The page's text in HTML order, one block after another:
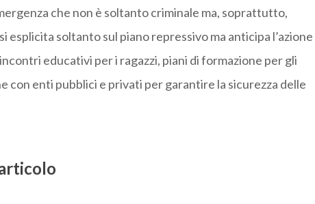
che non è soltanto criminale ma, soprattutto,
esplicita soltanto sul piano repressivo ma anticipa l’azione
educativi per i ragazzi, piani di formazione per gli
con enti pubblici e privati per garantire la sicurezza delle